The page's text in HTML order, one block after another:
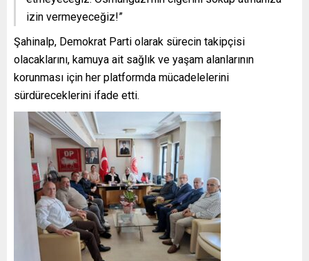
izin vermeyeceğiz!”
Şahinalp, Demokrat Parti olarak sürecin takipçisi
olacaklarını, kamuya ait sağlık ve yaşam alanlarının
korunması için her platformda mücadelelerini
sürdüreceklerini ifade etti.